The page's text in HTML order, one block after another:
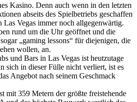
Kasino. Denn auch wenn in den letzten
abseits des Spielbetriebs geschaffen
Vegas immer noch allgegenwärtig.
rund um die Uhr geöffnet und die
„gaming lessons“ für diejenigen, die
wollen, an.
und Bars in Las Vegas ist heutzutage
sich in dieser Fülle nicht verliert, ist es
Angebot nach seinem Geschmack
mit 359 Metern der größte freistehende